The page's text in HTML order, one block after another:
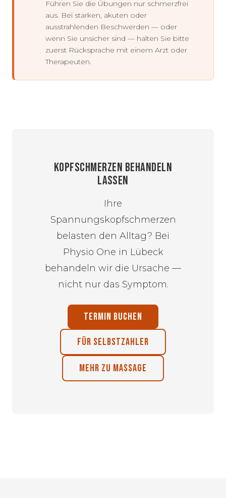
Führen Sie die Übungen nur schmerzfrei
aus. Bei starken, akuten oder
ausstrahlenden Beschwerden — oder
wenn Sie unsicher sind — halten Sie bitte
zuerst Rücksprache mit einem Arzt oder
Therapeuten.
KOPFSCHMERZEN BEHANDELN
LASSEN
Ihre
Spannungskopfschmerzen
belasten den Alltag? Bei
Physio One in Lübeck
behandeln wir die Ursache —
nicht nur das Symptom.
TERMIN BUCHEN
FÜR SELBSTZAHLER
MEHR ZU MASSAGE